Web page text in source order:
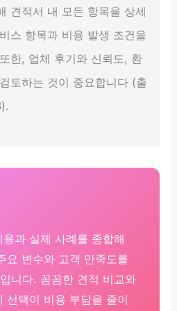
견적서 내 모든 항목을 상세
스 항목과 비용 발생 조건을
한, 업체 후기와 신뢰도, 환
토하는 것이 중요합니다 (출
과 실제 사례를 종합해
요 변수와 고객 만족도를
니다. 꼼꼼한 견적 비교와
선택이 비용 부담을 줄이